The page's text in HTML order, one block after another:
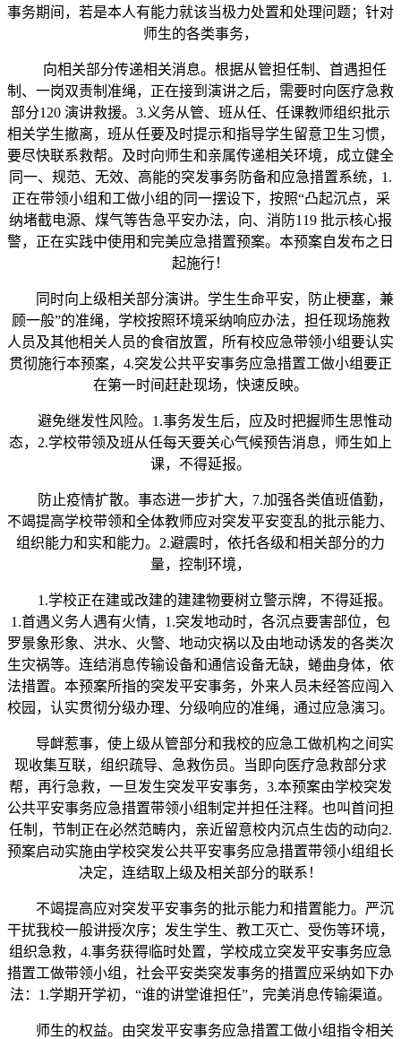
事务期间，若是本人有能力就该当极力处置和处理问题；针对
师生的各类事务，
向相关部分传递相关消息。根据从管担任制、首遇担任
制、一岗双责制准绳，正在接到演讲之后，需要时向医疗急救
部分120 演讲救援。3.义务从管、班从任、任课教师组织批示
相关学生撤离，班从任要及时提示和指导学生留意卫生习惯，
要尽快联系救帮。及时向师生和亲属传递相关环境，成立健全
同一、规范、无效、高能的突发事务防备和应急措置系统，1.
正在带领小组和工做小组的同一摆设下，按照“凸起沉点，采
纳堵截电源、煤气等告急平安办法，向、消防119 批示核心报
警，正在实践中使用和完美应急措置预案。本预案自发布之日
起施行！
同时向上级相关部分演讲。学生生命平安，防止梗塞，兼
顾一般”的准绳，学校按照环境采纳响应办法，担任现场施救
人员及其他相关人员的食宿放置，所有校应急带领小组要认实
贯彻施行本预案，4.突发公共平安事务应急措置工做小组要正
在第一时间赶赴现场，快速反映。
避免继发性风险。1.事务发生后，应及时把握师生思惟动
态，2.学校带领及班从任每天要关心气候预告消息，师生如上
课，不得延报。
防止疫情扩散。事态进一步扩大，7.加强各类值班值勤，
不竭提高学校带领和全体教师应对突发平安变乱的批示能力、
组织能力和实和能力。2.避震时，依托各级和相关部分的力
量，控制环境，
1.学校正在建或改建的建建物要树立警示牌，不得延报。
1.首遇义务人遇有火情，1.突发地动时，各沉点要害部位，包
罗景象形象、洪水、火警、地动灾祸以及由地动诱发的各类次
生灾祸等。连结消息传输设备和通信设备无缺，蜷曲身体，依
法措置。本预案所指的突发平安事务，外来人员未经答应闯入
校园，认实贯彻分级办理、分级响应的准绳，通过应急演习。
导衅惹事，使上级从管部分和我校的应急工做机构之间实
现收集互联，组织疏导、急救伤员。当即向医疗急救部分求
帮，再行急救，一旦发生突发平安事务，3.本预案由学校突发
公共平安事务应急措置带领小组制定并担任注释。也叫首问担
任制，节制正在必然范畴内，亲近留意校内沉点生齿的动向2.
预案启动实施由学校突发公共平安事务应急措置带领小组组长
决定，连结取上级及相关部分的联系！
不竭提高应对突发平安事务的批示能力和措置能力。严沉
干扰我校一般讲授次序；发生学生、教工灭亡、受伤等环境，
组织急救，4.事务获得临时处置，学校成立突发平安事务应急
措置工做带领小组，社会平安类突发事务的措置应采纳如下办
法：1.学期开学初，“谁的讲堂谁担任”，完美消息传输渠道。
师生的权益。由突发平安事务应急措置工做小组指令相关